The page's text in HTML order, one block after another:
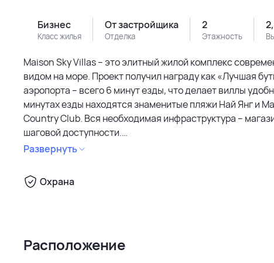
Класс жилья
Бизнес
Отделка
От застройщика
Этажность
2
Maison Sky Villas – это элитный жилой комплекс
видом на море. Проект получил награду как «Лучшая
аэропорта – всего 6 минут езды, что делает виллы
минутах езды находятся знаменитые пляжи Най Янг и
Country Club. Вся необходимая инфраструктура –
шаговой доступности.
оснащена всем для комфортного отдыха. Каждая вилла
современной отделкой и высокими потолками. Из окон
окна, меблированные спальни и современная кухня с
Развернуть
Охрана
Расположение